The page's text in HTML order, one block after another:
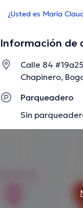
¿Usted es María
Información de
Calle 84
Chapinero,
Parqueadero
Sin